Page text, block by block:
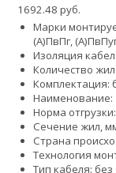
1692.48 руб.
Марки
(А)ПвПг,
Изоляция
Количество жил
Комплектация:
Наименование:
Норма
Сечение жил,
Страна
Технология
Тип кабеля: без